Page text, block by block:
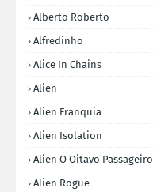
Alberto Roberto
Alfredinho
Alice In Chains
Alien
Alien Franquia
Alien Isolation
Alien O Oitavo Passageiro
Alien Rogue